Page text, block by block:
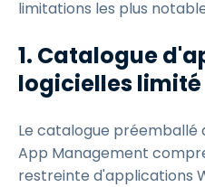
limitations les plus
1. Catalogue
logicielles limité
Le catalogue préemballé
App Management
restreinte d'applications